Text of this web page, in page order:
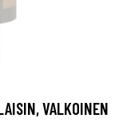
VALKOINEN